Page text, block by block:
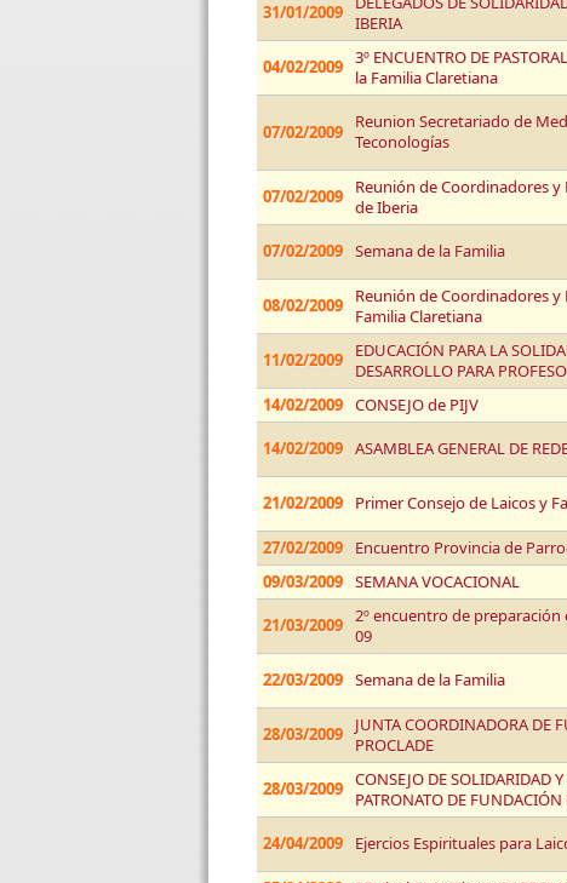
31/01/2009 IBERIA
04/02/2009 3º ENCUENTRO DE
la Familia Claretiana
07/02/2009
Reunion Secretariado de
Teconologías
07/02/2009
Reunión de Coordinadores y
de Iberia
07/02/2009 Semana de la Familia
08/02/2009
Reunión de Coordinadores y
Familia Claretiana
11/02/2009
EDUCACIÓN PARA LA
DESARROLLO PARA
14/02/2009 CONSEJO de PIJV
14/02/2009 ASAMBLEA GENERAL DE
21/02/2009
Primer Consejo de Laicos y
27/02/2009
Encuentro Provincia de
09/03/2009 SEMANA VOCACIONAL
21/03/2009 2º encuentro de
09
22/03/2009 Semana de la Familia
28/03/2009
JUNTA COORDINADORA DE
PROCLADE
28/03/2009 CONSEJO DE SOLIDARIDAD
PATRONATO DE FUNDACIÓN
24/04/2009
Ejercios Espirituales para